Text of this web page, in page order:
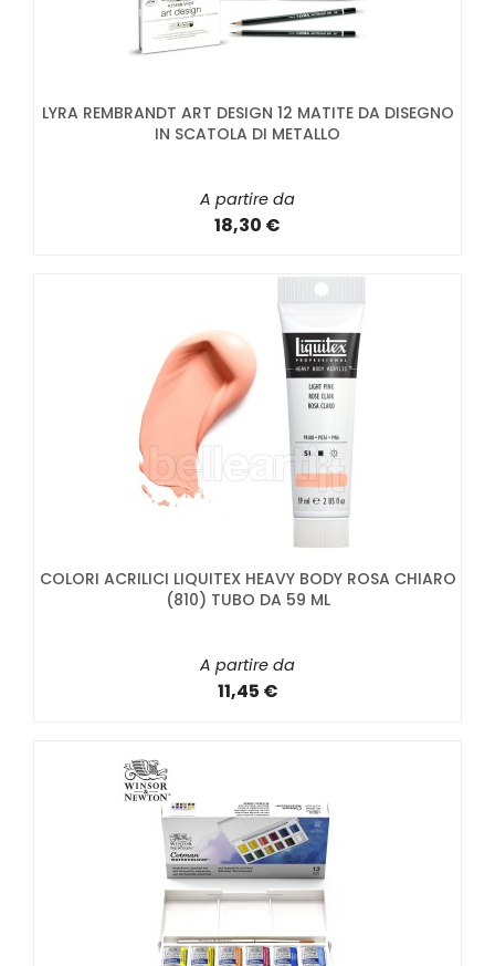
LYRA REMBRANDT ART DESIGN 12 MATITE DA DISEGNO
IN SCATOLA DI METALLO
A partire da
18,30 €
COLORI ACRILICI LIQUITEX HEAVY BODY ROSA CHIARO
(810) TUBO DA 59 ML
A partire da
11,45 €